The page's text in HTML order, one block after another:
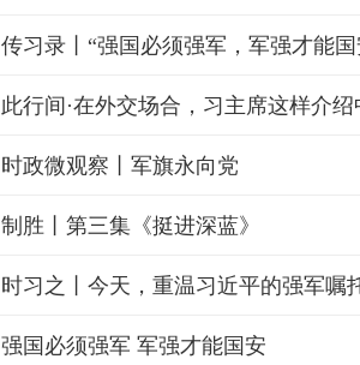
传习录丨“强国必须强军，军强才能国
此行间·在外交场合，习主席这样介
时政微观察丨军旗永向党
制胜丨第三集《挺进深蓝》
时习之丨今天，重温习近平的强军嘱
强国必须强军 军强才能国安